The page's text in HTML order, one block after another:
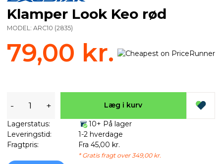
Klamper Look Keo rød
MODEL: ARC10 (2835)
79,00 kr.
- + Læg i kurv
Lagerstatus:
10+ På lager
Leveringstid:
1-2 hverdage
Fragtpris:
Fra 45,00 kr.
* Gratis fragt over 349,00 kr.